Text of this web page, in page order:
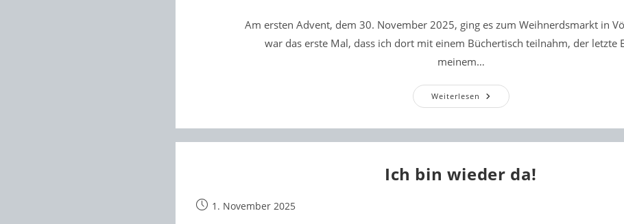
Am ersten Advent, dem 30. November 2025, ging es zum Weihnerdsmarkt in
war das erste Mal, dass ich dort mit einem Büchertisch teilnahm, der letzte
meinem…
Weiterlesen Der
Perfekte
Ich bin wieder da!
Beitrag1. November 2025